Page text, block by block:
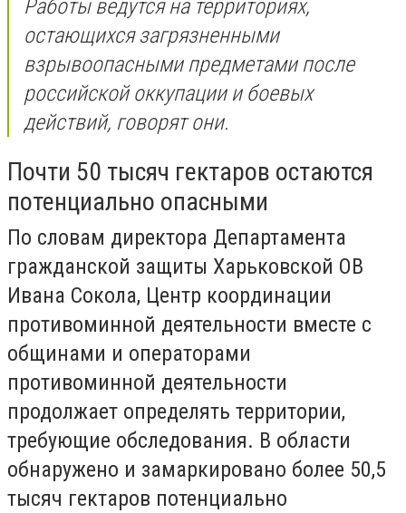
Работы ведутся на территориях,
остающихся загрязненными
взрывоопасными предметами после
российской оккупации и боевых
действий, говорят они.
Почти 50 тысяч гектаров остаются
потенциально опасными
По словам директора Департамента
гражданской защиты Харьковской ОВ
Ивана Сокола, Центр координации
противоминной деятельности вместе с
общинами и операторами
противоминной деятельности
продолжает определять территории,
требующие обследования. В области
обнаружено и замаркировано более 50,5
тысяч гектаров потенциально